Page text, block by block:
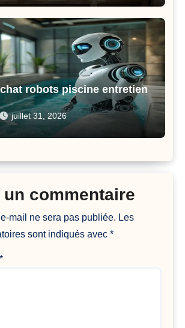
robots piscine entretien
juillet 31, 2026
commentaire
mail ne sera pas publiée. Les
sont indiqués avec*
*